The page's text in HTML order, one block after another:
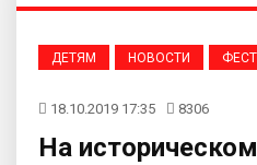
ДЕТЯМ НОВОСТИ
18.10.2019 17:35 8306
На